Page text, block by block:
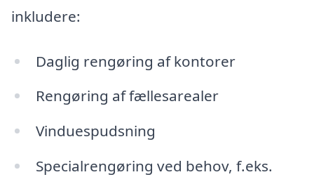
inkludere:
Daglig rengøring af kontorer
Rengøring af fællesarealer
Vinduespudsning
Specialrengøring ved behov, f.eks.